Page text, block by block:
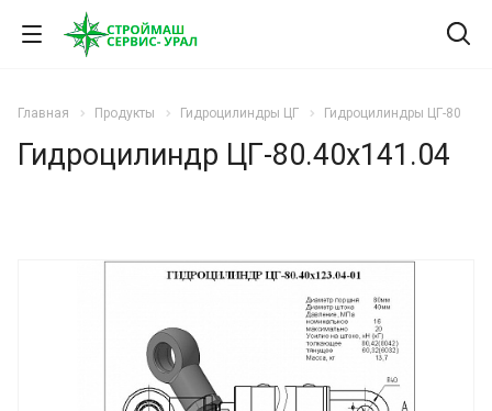
Главная Продукты Гидроцилиндры ЦГ Гидроцилиндры ЦГ-80
Гидроцилиндр ЦГ-80.40х141.04